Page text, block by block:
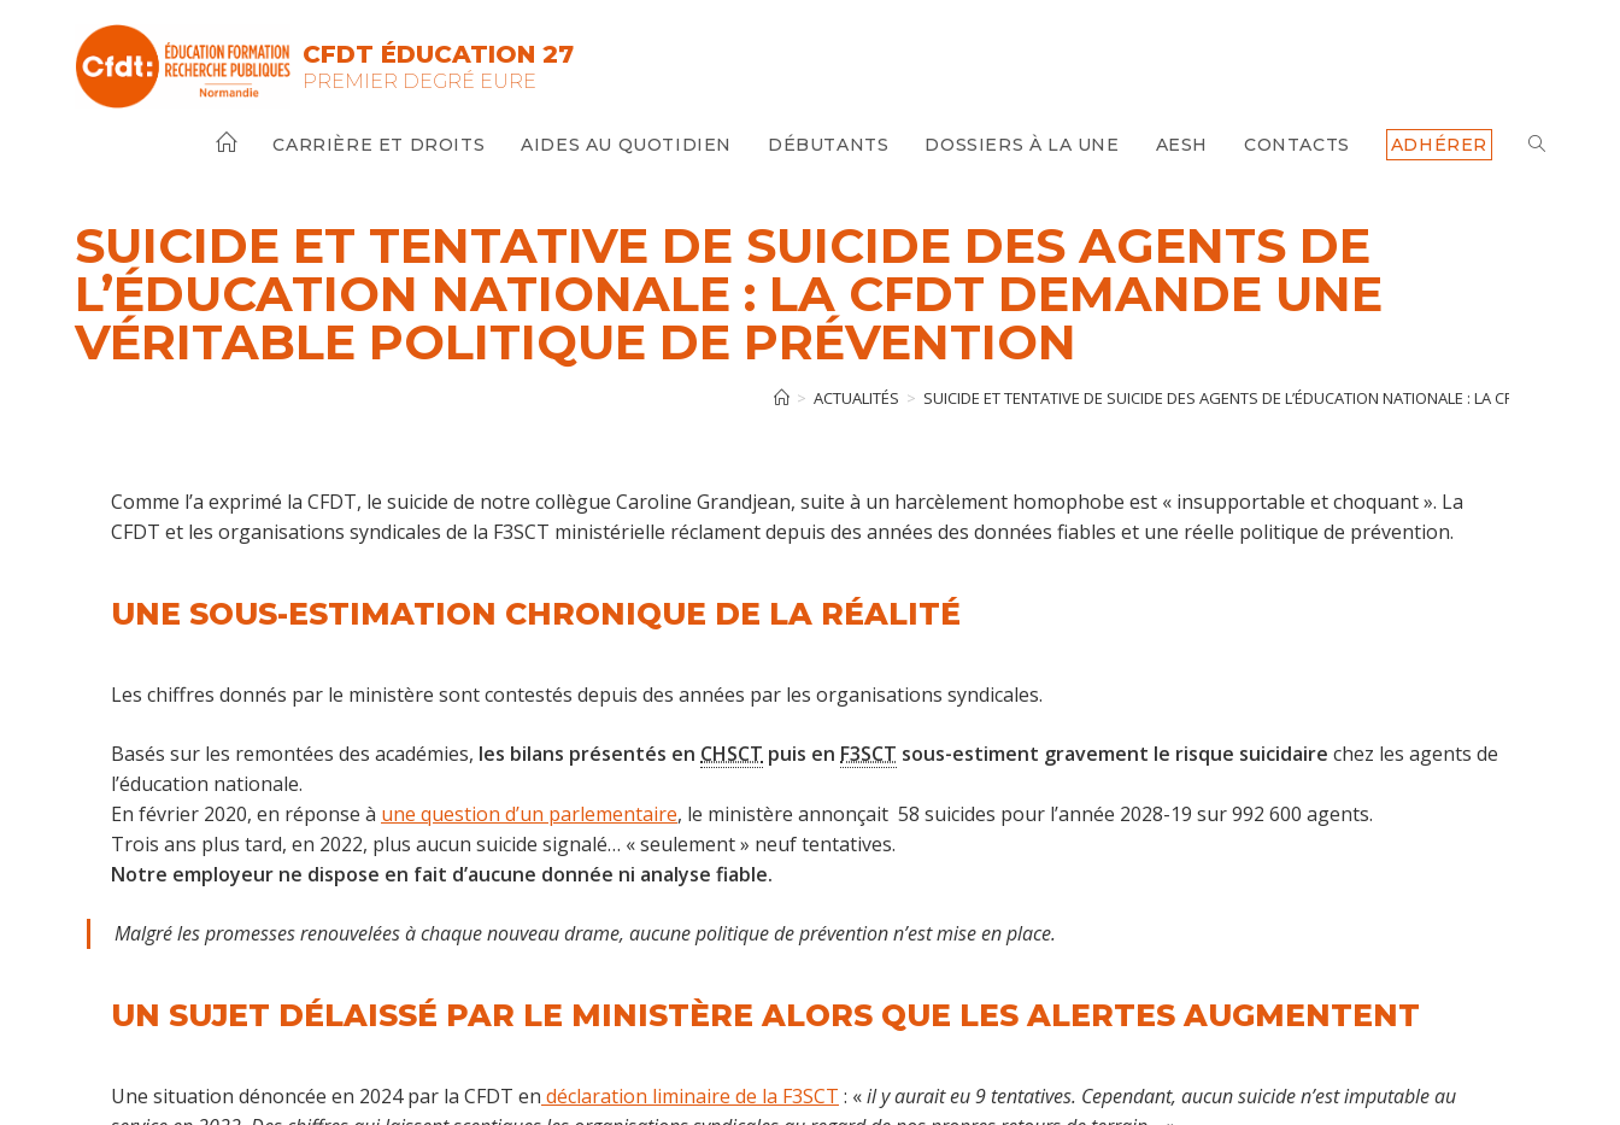
CFDT ÉDUCATION 27
PREMIER DEGRÉ EURE
CARRIÈRE ET DROITS AIDES AU QUOTIDIEN DÉBUTANTS DOSSIERS À LA UNE AESH CONTACTS ADHÉRER TOGGLE
SUICIDE ET TENTATIVE DE SUICIDE DES AGENTS DE
L’ÉDUCATION NATIONALE : LA CFDT DEMANDE UNE
VÉRITABLE POLITIQUE DE PRÉVENTION
> ACTUALITÉS > SUICIDE ET TENTATIVE DE SUICIDE DES AGENTS DE L’ÉDUCATION NATIONALE : LA CFDT DEMANDE
Comme l’a exprimé la CFDT, le suicide de notre collègue Caroline Grandjean, suite à un harcèlement homophobe est « insupportable et choquant ». La
CFDT et les organisations syndicales de la F3SCT ministérielle réclament depuis des années des données fiables et une réelle politique de prévention.
UNE SOUS-ESTIMATION CHRONIQUE DE LA RÉALITÉ
Les chiffres donnés par le ministère sont contestés depuis des années par les organisations syndicales.
Basés sur les remontées des académies, les bilans présentés en CHSCT puis en F3SCT sous-estiment gravement le risque suicidaire chez les agents de
l’éducation nationale.
En février 2020, en réponse à une question d’un parlementaire, le ministère annonçait 58 suicides pour l’année 2028-19 sur 992 600 agents.
Trois ans plus tard, en 2022, plus aucun suicide signalé… « seulement » neuf tentatives.
Notre employeur ne dispose en fait d’aucune donnée ni analyse fiable.
Malgré les promesses renouvelées à chaque nouveau drame, aucune politique de prévention n’est mise en place.
UN SUJET DÉLAISSÉ PAR LE MINISTÈRE ALORS QUE LES ALERTES AUGMENTENT
Une situation dénoncée en 2024 par la CFDT en déclaration liminaire de la F3SCT : «il y aurait eu 9 tentatives. Cependant, aucun suicide n’est imputable au